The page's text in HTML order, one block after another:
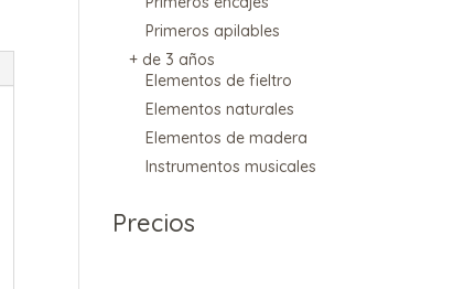
Primeros apilables
+ de 3 años
Elementos de fieltro
Elementos naturales
Elementos de madera
Instrumentos musicales
Precios